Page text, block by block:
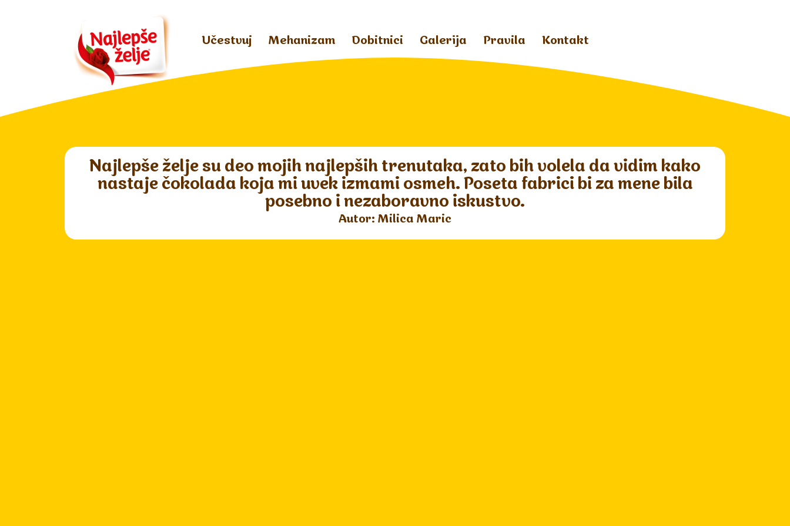
Učestvuj Mehanizam Dobitnici Galerija Pravila Kontakt
Najlepše želje su deo mojih najlepših trenutaka, zato bih volela da vidim kako
nastaje čokolada koja mi uvek izmami osmeh. Poseta fabrici bi za mene bila
posebno i nezaboravno iskustvo.
Autor: Milica Maric